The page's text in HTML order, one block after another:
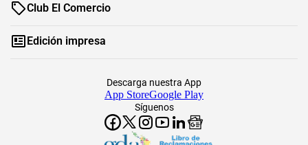
Club El Comercio
Edición impresa
Síguenos
Descarga nuestra App
App StoreGoogle Play